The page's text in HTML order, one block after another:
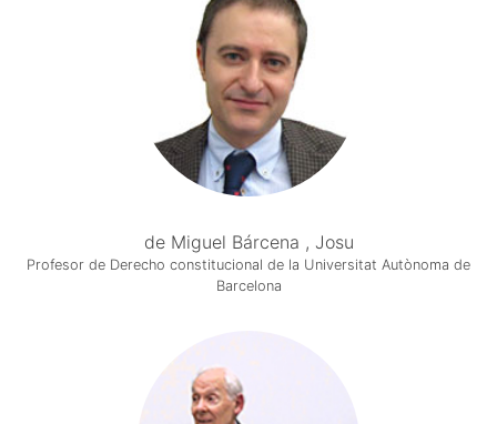
de Miguel Bárcena , Josu
Profesor de Derecho constitucional de la Universitat Autònoma de
Barcelona